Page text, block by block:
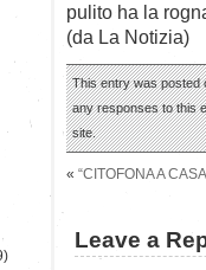
pulito ha la
(da La Notizia)
This entry was posted
any responses to this
site.
« “CITOFONA A
Leave a